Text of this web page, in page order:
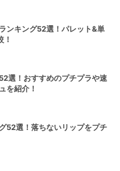
ンキング52選！パレット&単
！
選！おすすめのプチプラや速
を紹介！
52選！落ちないリップをプチ